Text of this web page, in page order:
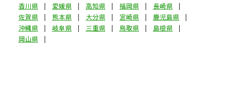
香川県
愛媛県 高知県 福岡県
長崎県
佐賀県
熊本県 大分県 宮崎県
鹿児島県
沖縄県
岐阜県 三重県 鳥取県
島根県
岡山県